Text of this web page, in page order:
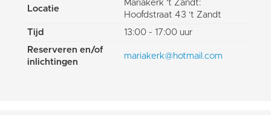
Locatie
Mariakerk 't Zandt:
Hoofdstraat 43 ‘t Zandt
Tijd
13:00 - 17:00 uur
Reserveren en/of
inlichtingen
mariakerk@hotmail.com